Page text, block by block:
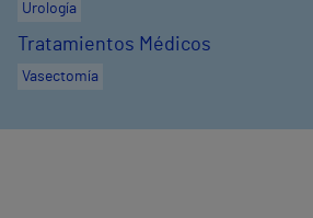
Urología
Tratamientos Médicos
Vasectomía